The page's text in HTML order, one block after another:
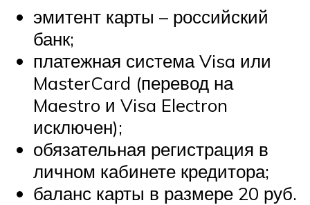
эмитент карты – российский
банк;
платежная система Visa или
MasterCard (перевод на
Maestro и Visa Electron
исключен);
обязательная регистрация в
личном кабинете кредитора;
баланс карты в размере 20 руб.